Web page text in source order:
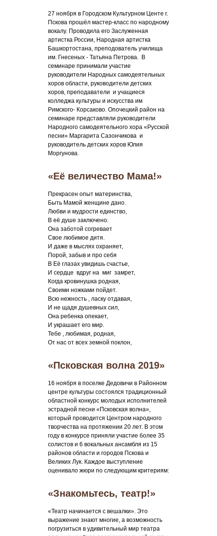
27 ноября в Городском Культурном Центе г.
Пскова прошёл мастер-класс по народному
вокалу. Проводила его Заслуженная
артистка России, Народная артистка
Башкортостана, преподователь училища
им. Гнесеных - Татьяна Петрова. В
семинаре принимали участие
руководители Народных самодеятельных
хоров области, руководители детских
хоров, преподаватели и учащиеся
колледжа культуры и искусства им
Римского- Корсаково. Опочецкий район на
семинаре представляли руководители
Народного самодеятельного хора «Русской
песни» Маргарита Сазончикова и
руководитель детских хоров Юлия
Моргунова.
«Её величество Мама!»
Прекрасен опыт материнства,
Быть Мамой женщине дано.
Любви и мудрости единство,
В её душе заключено.
Она заботой согревает
Свое любимое дитя.
И даже в мыслях охраняет,
Порой, забыв и про себя
В Её глазах увидишь счастье,
И сердце вдруг на миг замрет,
Когда кровинушка родная,
Своими ножками пойдет.
Всю нежность , ласку отдавая,
И не щадя душевных сил,
Она ребенка опекает,
И украшает его мир.
Тебе , любимая, родная,
От нас от всех земной поклон,
«Псковская волна 2019»
16 ноября в поселке Дедовичи в Районном
центре культуры состоялся традиционный
областной конкурс молодых исполнителей
эстрадной песни «Псковская волна»,
который проводится Центром народного
творчества на протяжении 20 лет. В этом
году в конкурсе приняли участие более 35
солистов и 6 вокальных ансамбля из 15
районов области и городов Пскова и
Великих Лук. Каждое выступление
оценивало жюри по следующим критериям:
«Знакомьтесь, театр!»
«Театр начинается с вешалки». Это
выражение знают многие, а возможность
погрузиться в удивительный мир театра